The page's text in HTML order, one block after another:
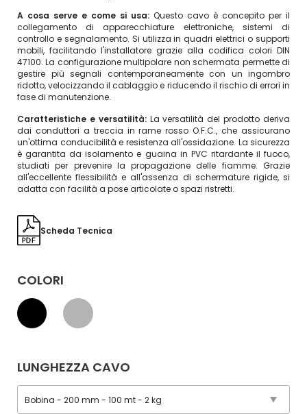
A cosa serve e come si usa: Questo cavo è concepito per il
collegamento di apparecchiature elettroniche, sistemi di
controllo e segnalamento. Si utilizza in quadri elettrici o supporti
mobili, facilitando l'installatore grazie alla codifica colori DIN
47100. La configurazione multipolare non schermata permette di
gestire più segnali contemporaneamente con un ingombro
ridotto, velocizzando il cablaggio e riducendo il rischio di errori in
fase di manutenzione.
Caratteristiche e versatilità: La versatilità del prodotto deriva
dai conduttori a treccia in rame rosso O.F.C., che assicurano
un'ottima conducibilità e resistenza all'ossidazione. La sicurezza
è garantita da isolamento e guaina in PVC ritardante il fuoco,
studiati per prevenire la propagazione delle fiamme. Grazie
all'eccellente flessibilità e all'assenza di schermature rigide, si
adatta con facilità a pose articolate o spazi ristretti.
Scheda Tecnica
COLORI
LUNGHEZZA CAVO